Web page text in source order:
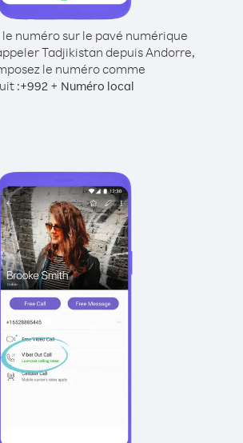
le numéro sur le pavé numérique
Tadjikistan depuis Andorre,
le numéro comme
:+992 + Numéro local